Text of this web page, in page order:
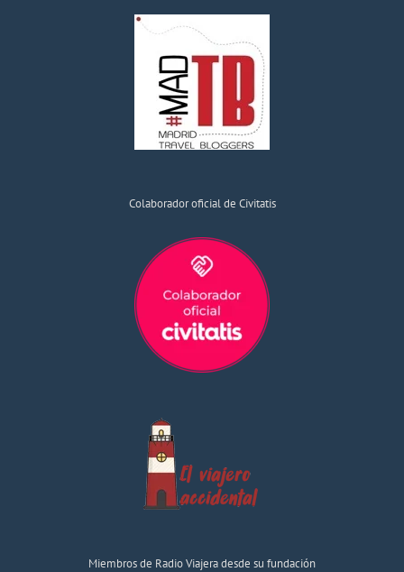
Colaborador oficial de Civitatis
Miembros de Radio Viajera desde su fundación